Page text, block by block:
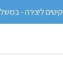
ליצירה -